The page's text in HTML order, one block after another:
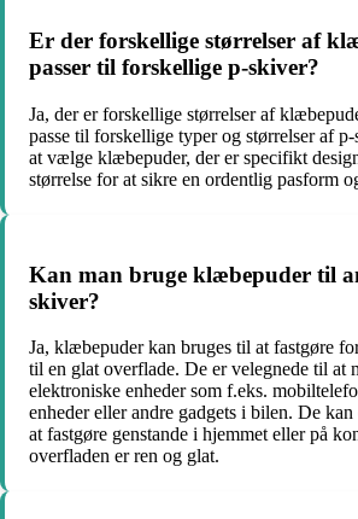
Er der forskellige størrelser af
passer til forskellige p-skiver?
Ja, der er forskellige størrelser af
passe til forskellige typer og størrelser af
at vælge klæbepuder, der er specifikt
størrelse for at sikre en ordentlig pasform
Kan man bruge klæbepuder til
skiver?
Ja, klæbepuder kan bruges til at fastgøre
til en glat overflade. De er velegnede til at
elektroniske enheder som f.eks.
enheder eller andre gadgets i bilen. De
at fastgøre genstande i hjemmet eller på
overfladen er ren og glat.